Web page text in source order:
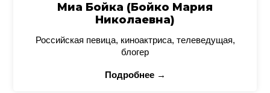
Миа Бойка (Бойко Мария
Николаевна)
Российская певица, киноактриса, телеведущая,
блогер
Подробнее →